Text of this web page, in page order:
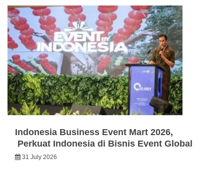
Indonesia Business Event Mart 2026,
Perkuat Indonesia di Bisnis Event Global
31 July 2026